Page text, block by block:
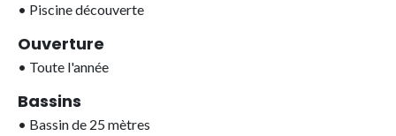
• Piscine découverte
Ouverture
• Toute l'année
Bassins
• Bassin de 25 mètres